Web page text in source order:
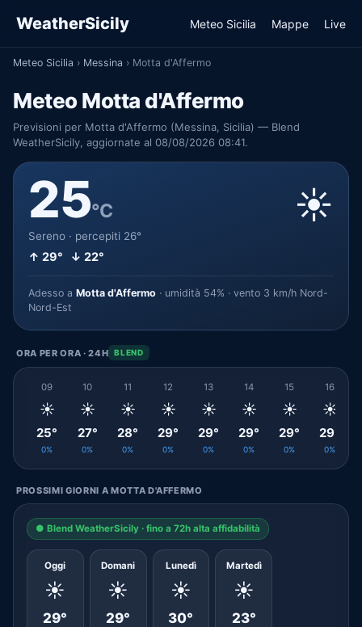
WeatherSicily Meteo Sicilia Mappe Live
Meteo Sicilia › Messina › Motta d'Affermo
Meteo Motta d'Affermo
Previsioni per Motta d'Affermo (Messina, Sicilia) — Blend
WeatherSicily, aggiornate al 08/08/2026 08:41.
25°C
Sereno · percepiti 26°
↑ 29° ↓ 22°
☀️
Adesso a Motta d'Affermo · umidità 54% · vento 3 km/h Nord-
Nord-Est
ORA PER ORA · 24H BLEND
09
☀️
25°
0%
10
☀️
27°
0%
11
☀️
28°
0%
12
☀️
29°
0%
13
☀️
29°
0%
14
☀️
29°
0%
15
☀️
29°
0%
16
☀️
29°
0%
PROSSIMI GIORNI A MOTTA D'AFFERMO
● Blend WeatherSicily · fino a 72h alta affidabilità
Oggi
☀️
29°
Domani
☀️
29°
Lunedì
☀️
30°
Martedì
☀️
23°